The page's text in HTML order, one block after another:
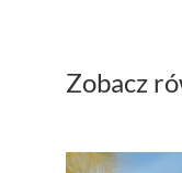
Zobacz